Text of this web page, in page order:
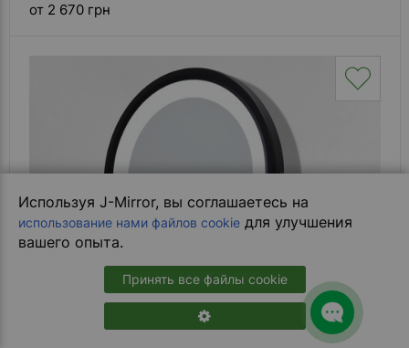
Используя J-Mirror, вы соглашаетесь на
использование нами файлов cookie для улучшения
вашего опыта.
Принять все файлы cookie
от 2 670 грн